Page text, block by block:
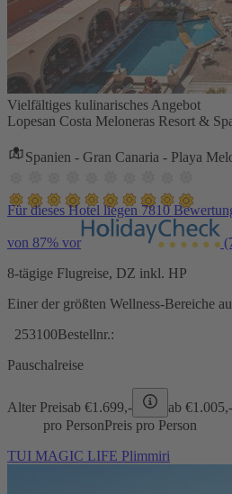
Vielfältiges kulinarisches Angebot
Lopesan Costa Meloneras Resort &
Spanien - Gran Canaria - Playa
Für dieses Hotel liegen 7810
von 87% vor
8-tägige Flugreise, DZ inkl. HP
Einer der größten Wellness-Bereiche
253100Bestellnr.:
Pauschalreise
Alter Preisab €1.699,- ab €1.005,-
pro PersonPreis pro Person
TUI MAGIC LIFE Plimmiri